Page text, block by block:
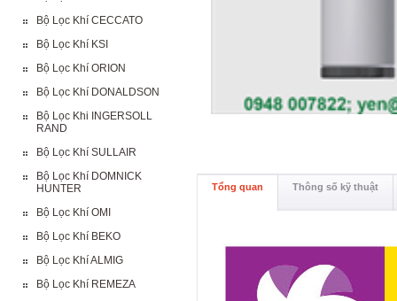
Bộ Lọc Khí CECCATO
Bộ Lọc Khí KSI
Bộ Lọc Khí ORION
Bộ Lọc Khí DONALDSON
Bộ Lọc Khi INGERSOLL
RAND
Bộ Lọc Khí SULLAIR
Bộ Lọc Khí DOMNICK
HUNTER
Bộ Lọc Khí OMI
Bộ Lọc Khí BEKO
Bộ Lọc Khí ALMIG
Bộ Lọc Khí REMEZA
Tổng quan Thông số kỹ thuật